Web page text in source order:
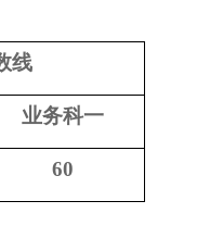
线
业务科一
60